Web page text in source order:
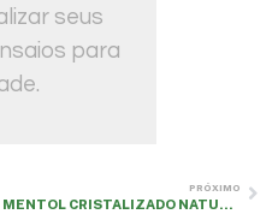
seus
para
PRÓXIMO
MENTOL CRISTALIZADO NATURAL